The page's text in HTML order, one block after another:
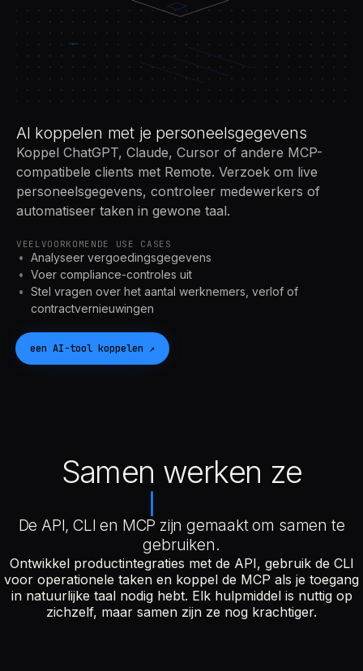
AI koppelen met je personeelsgegevens
Koppel ChatGPT, Claude, Cursor of andere MCP-
compatibele clients met Remote. Verzoek om live
personeelsgegevens, controleer medewerkers of
automatiseer taken in gewone taal.
VEELVOORKOMENDE USE CASES
Analyseer vergoedingsgegevens
Voer compliance-controles uit
Stel vragen over het aantal werknemers, verlof of
contractvernieuwingen
een AI-tool koppelen ↗
Samen werken ze
De API, CLI en MCP zijn gemaakt om samen te
gebruiken.
Ontwikkel productintegraties met de API, gebruik de CLI
voor operationele taken en koppel de MCP als je toegang
in natuurlijke taal nodig hebt. Elk hulpmiddel is nuttig op
zichzelf, maar samen zijn ze nog krachtiger.